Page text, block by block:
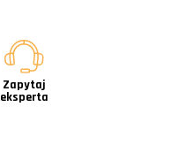
Zapytaj
eksperta